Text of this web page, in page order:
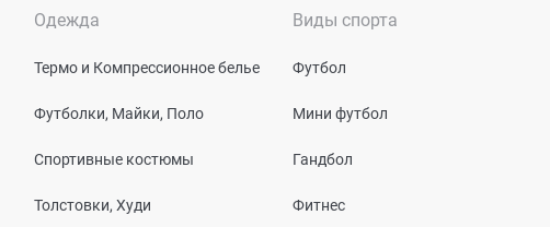
Одежда
Термо и Компрессионное белье
Футболки, Майки, Поло
Спортивные костюмы
Толстовки, Худи
Виды спорта
Футбол
Мини футбол
Гандбол
Фитнес